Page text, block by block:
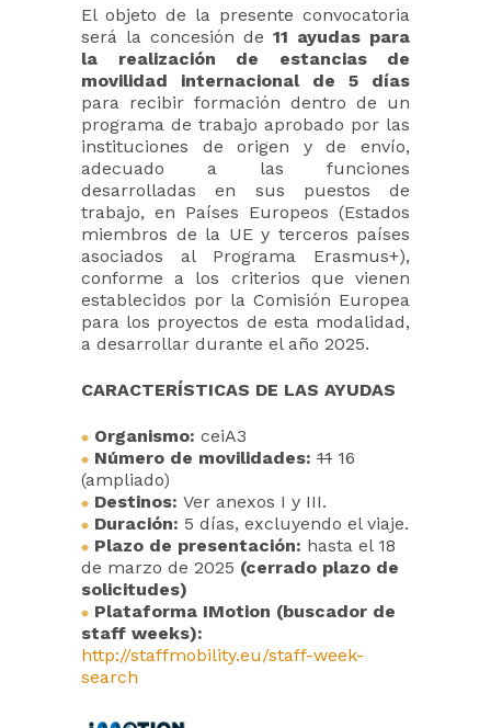
El objeto de la presente convocatoria
será la concesión de 11 ayudas para
la realización de estancias de
movilidad internacional de 5 días
para recibir formación dentro de un
programa de trabajo aprobado por las
instituciones de origen y de envío,
adecuado a las funciones
desarrolladas en sus puestos de
trabajo, en Países Europeos (Estados
miembros de la UE y terceros países
asociados al Programa Erasmus+),
conforme a los criterios que vienen
establecidos por la Comisión Europea
para los proyectos de esta modalidad,
a desarrollar durante el año 2025.
CARACTERÍSTICAS DE LAS AYUDAS
Organismo: ceiA3
Número de movilidades: 11 16
(ampliado)
Destinos: Ver anexos I y III.
Duración: 5 días, excluyendo el viaje.
Plazo de presentación: hasta el 18
de marzo de 2025 (cerrado plazo de
solicitudes)
Plataforma IMotion (buscador de
staff weeks):
http://staffmobility.eu/staff-week-
search